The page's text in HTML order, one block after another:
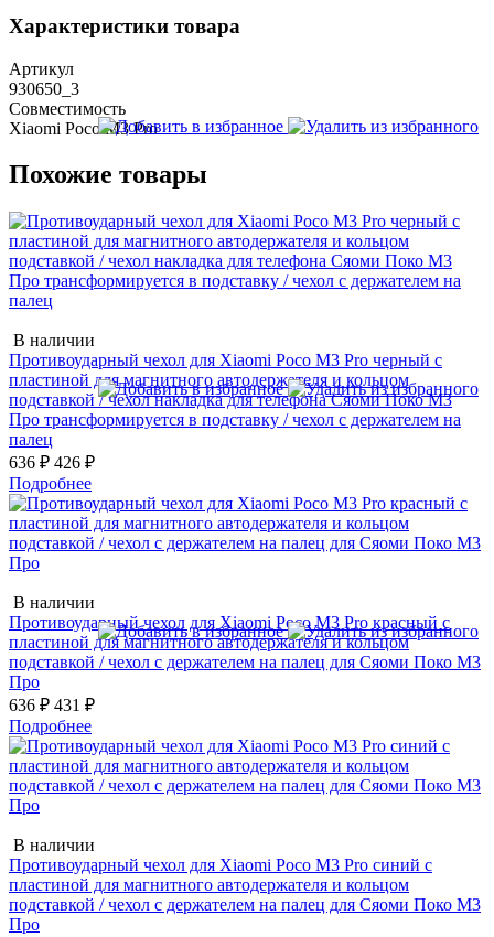
Характеристики товара
Артикул
930650_3
Совместимость
Xiaomi Poco M3 Pro
Похожие товары
В наличии
Противоударный чехол для Xiaomi Poco M3 Pro черный с
пластиной для магнитного автодержателя и кольцом
подставкой / чехол накладка для телефона Сяоми Поко М3
Про трансформируется в подставку / чехол с держателем на
палец
636 ₽ 426 ₽
Подробнее
В наличии
Противоударный чехол для Xiaomi Poco M3 Pro красный с
пластиной для магнитного автодержателя и кольцом
подставкой / чехол с держателем на палец для Сяоми Поко М3
Про
636 ₽ 431 ₽
Подробнее
В наличии
Противоударный чехол для Xiaomi Poco M3 Pro синий с
пластиной для магнитного автодержателя и кольцом
подставкой / чехол с держателем на палец для Сяоми Поко М3
Про